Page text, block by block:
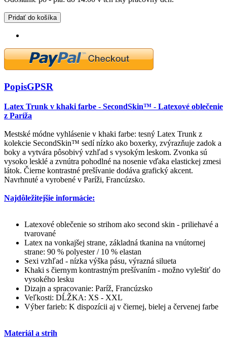
Pridať do košíka
PopisGPSR
Latex Trunk v khaki farbe - SecondSkin™ - Latexové oblečenie
z Paríža
Mestské módne vyhlásenie v khaki farbe: tesný Latex Trunk z
kolekcie SecondSkin™ sedí nízko ako boxerky, zvýrazňuje zadok a
boky a vytvára pôsobivý vzhľad s vysokým leskom. Zvonka sú
vysoko lesklé a zvnútra pohodlné na nosenie vďaka elastickej zmesi
látok. Čierne kontrastné prešívanie dodáva grafický akcent.
Navrhnuté a vyrobené v Paríži, Francúzsko.
Najdôležitejšie informácie:
Latexové oblečenie so strihom ako second skin - priliehavé a
tvarované
Latex na vonkajšej strane, základná tkanina na vnútornej
strane: 90 % polyester / 10 % elastan
Sexi vzhľad - nízka výška pásu, výrazná silueta
Khaki s čiernym kontrastným prešívaním - možno vyleštiť do
vysokého lesku
Dizajn a spracovanie: Paríž, Francúzsko
Veľkosti: DĹŽKA: XS - XXL
Výber farieb: K dispozícii aj v čiernej, bielej a červenej farbe
Materiál a strih